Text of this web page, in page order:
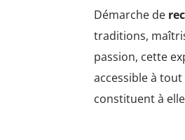
Démarche de
traditions,
passion, cette
accessible à
constituent à